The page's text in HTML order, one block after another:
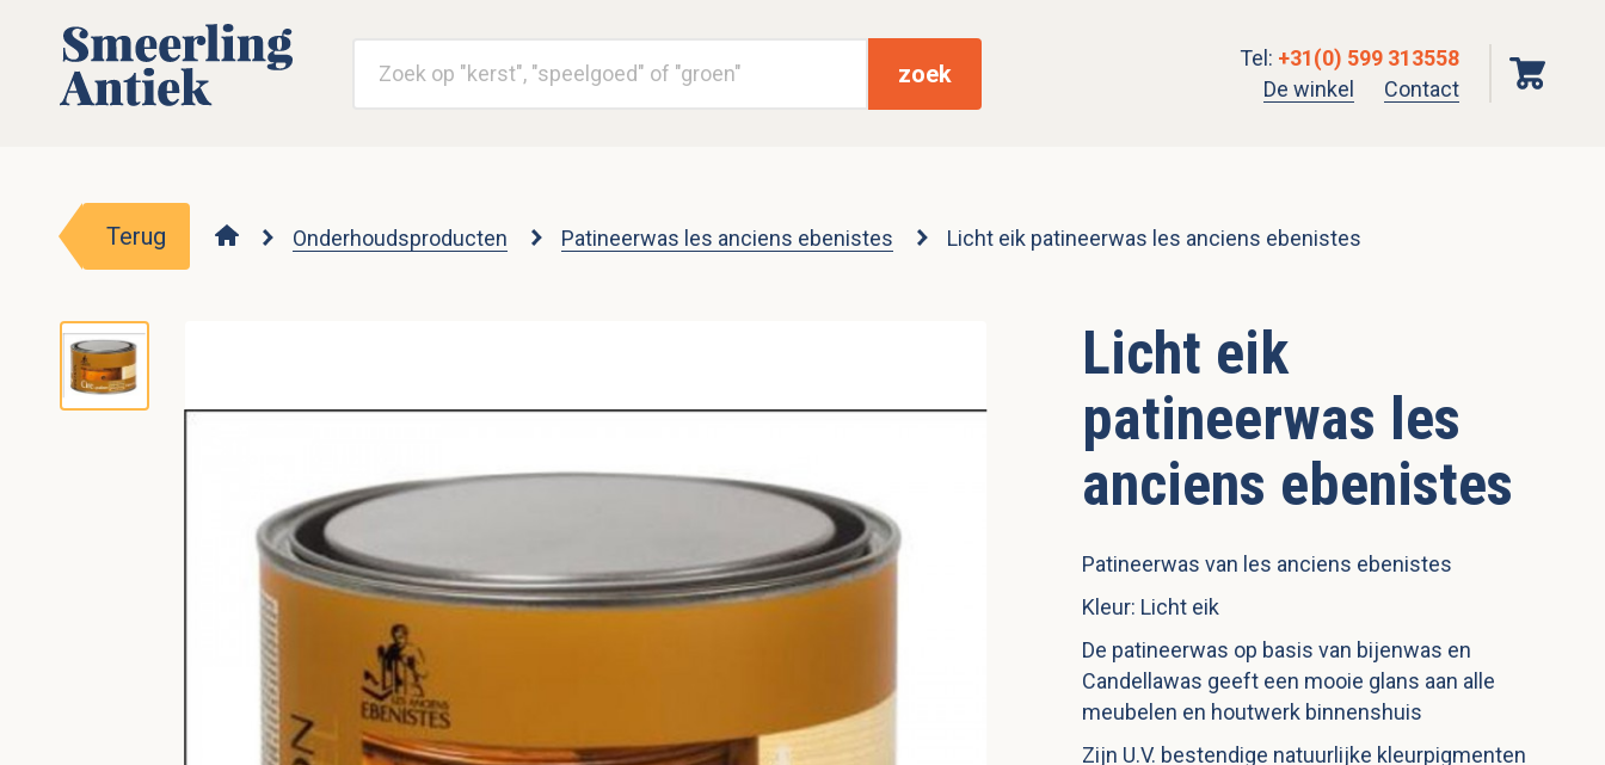
zoek
Tel: +31(0) 599 313558
De winkel
Contact
Terug Onderhoudsproducten Patineerwas les anciens ebenistes Licht eik patineerwas les anciens ebenistes
Licht eik
patineerwas les
anciens ebenistes
Patineerwas van les anciens ebenistes
Kleur: Licht eik
De patineerwas op basis van bijenwas en
Candellawas geeft een mooie glans aan alle
meubelen en houtwerk binnenshuis
Zijn U.V. bestendige natuurlijke kleurpigmenten